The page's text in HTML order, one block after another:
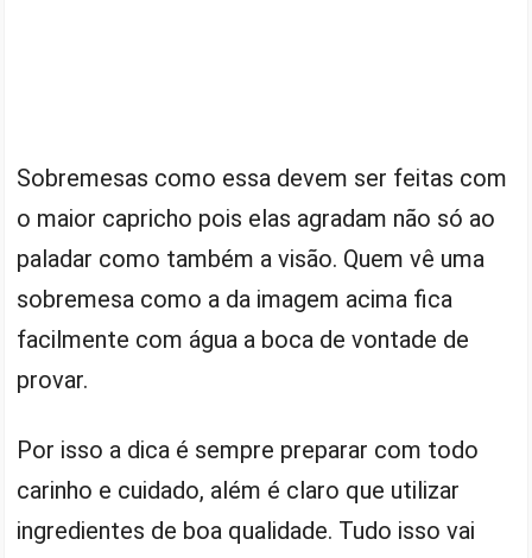
Sobremesas como essa devem ser feitas com
o maior capricho pois elas agradam não só ao
paladar como também a visão. Quem vê uma
sobremesa como a da imagem acima fica
facilmente com água a boca de vontade de
provar.
Por isso a dica é sempre preparar com todo
carinho e cuidado, além é claro que utilizar
ingredientes de boa qualidade. Tudo isso vai